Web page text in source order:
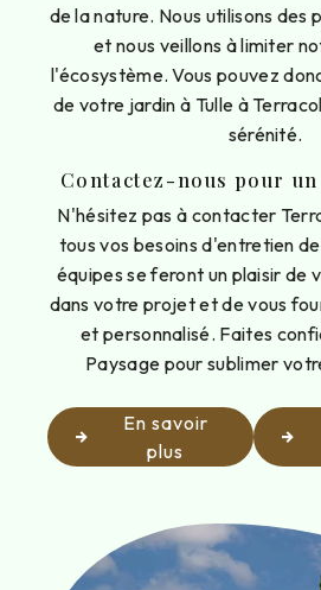
de la nature. Nous utilisons des
et nous veillons à limiter
l'écosystème. Vous pouvez
de votre jardin à Tulle à
sérénité.
Contactez-nous pour
N'hésitez pas à contacter
tous vos besoins d'entretien
équipes se feront un plaisir de
dans votre projet et de vous
et personnalisé. Faites
Paysage pour sublimer
En savoir
plus